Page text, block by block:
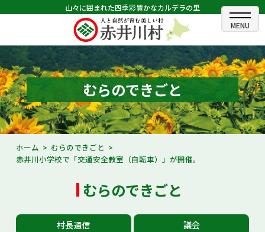
山々に囲まれた四季彩豊かなカルデラの里
ホーム
むらのできごと
むらのプロフィール
くらしの情報
村長室
観光・イベント情報
むらのできごと
ホーム
むらのできごと
赤井川小学校で「交通安全教室（自転車）」が開催。
むらのできごと
村長通信
議会